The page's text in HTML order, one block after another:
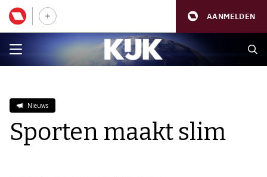
AANMELDEN
Nieuws
Sporten maakt slim